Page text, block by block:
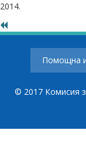
2014.
Помощна
© 2017 Комисия